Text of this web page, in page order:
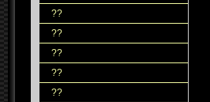
??
??
??
??
??